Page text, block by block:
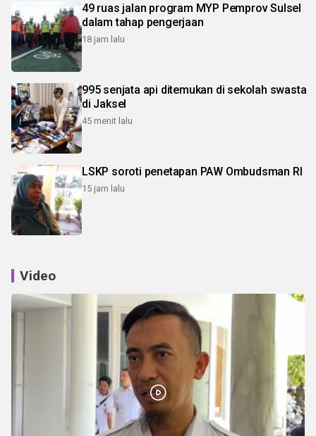
49 ruas jalan program MYP Pemprov Sulsel
dalam tahap pengerjaan
18 jam lalu
995 senjata api ditemukan di sekolah swasta
di Jaksel
45 menit lalu
LSKP soroti penetapan PAW Ombudsman RI
15 jam lalu
Video